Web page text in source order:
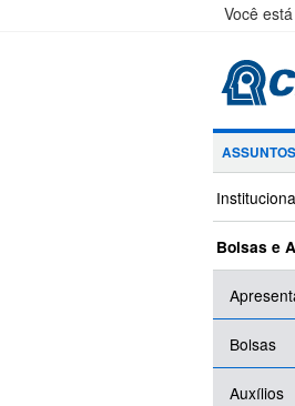
Você
ASSUNTOS
Bolsas e
Bolsas
Auxílios